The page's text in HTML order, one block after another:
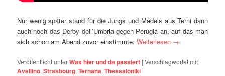
Nur wenig später stand für die Jungs und Mädels aus Terni dann
auch noch das Derby dell’Umbria gegen Perugia an, auf das man
sich schon am Abend zuvor einstimmte:Weiterlesen →
Veröffentlicht unterWas hier und da passiert |Verschlagwortet mit
Avellino,Strasbourg,Ternana,Thessaloniki